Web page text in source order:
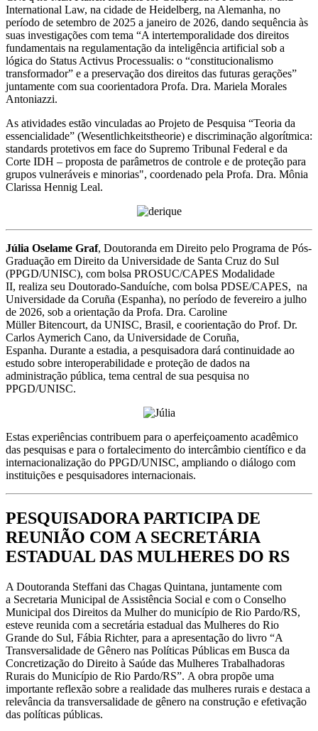
International Law, na cidade de Heidelberg, na Alemanha, no
período de setembro de 2025 a janeiro de 2026, dando sequência às
suas investigações com tema “A intertemporalidade dos direitos
fundamentais na regulamentação da inteligência artificial sob a
lógica do Status Activus Processualis: o “constitucionalismo
transformador” e a preservação dos direitos das futuras gerações”
juntamente com sua coorientadora Profa. Dra. Mariela Morales
Antoniazzi.
As atividades estão vinculadas ao Projeto de Pesquisa “Teoria da
essencialidade” (Wesentlichkeitstheorie) e discriminação algorítmica:
standards protetivos em face do Supremo Tribunal Federal e da
Corte IDH – proposta de parâmetros de controle e de proteção para
grupos vulneráveis e minorias", coordenado pela Profa. Dra. Mônia
Clarissa Hennig Leal.
Júlia Oselame Graf, Doutoranda em Direito pelo Programa de Pós-
Graduação em Direito da Universidade de Santa Cruz do Sul
(PPGD/UNISC), com bolsa PROSUC/CAPES Modalidade
II, realiza seu Doutorado-Sanduíche, com bolsa PDSE/CAPES, na
Universidade da Coruña (Espanha), no período de fevereiro a julho
de 2026, sob a orientação da Profa. Dra. Caroline
Müller Bitencourt, da UNISC, Brasil, e coorientação do Prof. Dr.
Carlos Aymerich Cano, da Universidade de Coruña,
Espanha. Durante a estadia, a pesquisadora dará continuidade ao
estudo sobre interoperabilidade e proteção de dados na
administração pública, tema central de sua pesquisa no
PPGD/UNISC.
Estas experiências contribuem para o aperfeiçoamento acadêmico
das pesquisas e para o fortalecimento do intercâmbio científico e da
internacionalização do PPGD/UNISC, ampliando o diálogo com
instituições e pesquisadores internacionais.
PESQUISADORA PARTICIPA DE
REUNIÃO COM A SECRETÁRIA
ESTADUAL DAS MULHERES DO RS
A Doutoranda Steffani das Chagas Quintana, juntamente com
a Secretaria Municipal de Assistência Social e com o Conselho
Municipal dos Direitos da Mulher do município de Rio Pardo/RS,
esteve reunida com a secretária estadual das Mulheres do Rio
Grande do Sul, Fábia Richter, para a apresentação do livro “A
Transversalidade de Gênero nas Políticas Públicas em Busca da
Concretização do Direito à Saúde das Mulheres Trabalhadoras
Rurais do Município de Rio Pardo/RS”. A obra propõe uma
importante reflexão sobre a realidade das mulheres rurais e destaca a
relevância da transversalidade de gênero na construção e efetivação
das políticas públicas.